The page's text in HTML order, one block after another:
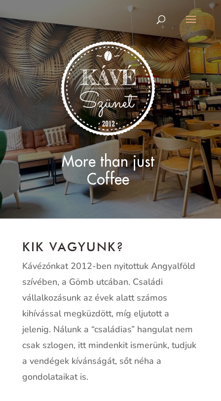
More than just
Coffee
KIK VAGYUNK?
Kávézónkat 2012-ben nyitottuk Angyalföld
szívében, a Gömb utcában. Családi
vállalkozásunk az évek alatt számos
kihívással megküzdött, míg eljutott a
jelenig. Nálunk a “családias” hangulat nem
csak szlogen, itt mindenkit ismerünk, tudjuk
a vendégek kívánságát, sőt néha a
gondolataikat is.